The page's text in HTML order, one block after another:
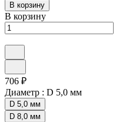
В корзину
В корзину
706 ₽
Диаметр : D 5,0 мм
D 5,0 мм
D 8,0 мм